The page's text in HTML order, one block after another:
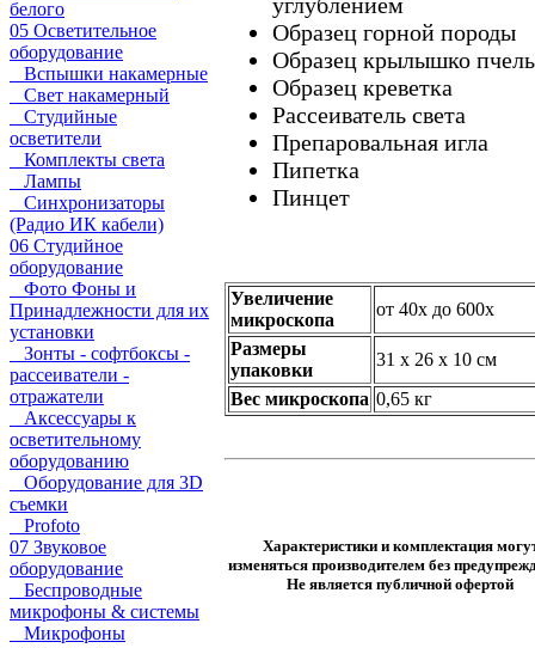
белого
05 Осветительное
оборудование
Вспышки накамерные
Свет накамерный
Студийные
осветители
Комплекты света
Лампы
Синхронизаторы
(Радио ИК кабели)
06 Студийное
оборудование
Фото Фоны и
Принадлежности для их
установки
Зонты - софтбоксы -
рассеиватели -
отражатели
Аксессуары к
осветительному
оборудованию
Оборудование для 3D
съемки
Profoto
07 Звуковое
оборудование
Беспроводные
микрофоны & системы
Микрофоны
Образец горной породы
Образец крылышко
Образец креветка
Рассеиватель света
Препаровальная игла
Пипетка
Пинцет
Увеличение
микроскопа
от 40x до 600x
Размеры
упаковки
31 x 26 x 10 см
Вес микроскопа 0,65 кг
Характеристики и комплектация
изменяться производителем без
Не является публичной офертой